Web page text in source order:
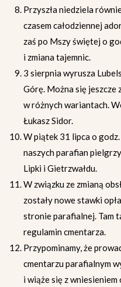
Przyszła niedziela
czasem całodziennej
zaś po Mszy świętej o
i zmiana tajemnic.
3 sierpnia wyrusza
Górę. Można się
w różnych wariantach.
Łukasz Sidor.
W piątek 31 lipca o
naszych parafian
Lipki i Gietrzwałdu.
W związku ze zmianą
zostały nowe stawki
stronie parafialnej. Tam
regulamin cmentarza.
Przypominamy, że
cmentarzu parafialnym
i wiąże się z wniesieniem